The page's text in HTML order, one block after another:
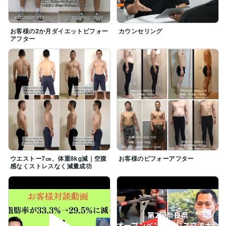
お客様の2か月ダイエットビフォー
アフター
カウンセリング
ウエストー7㎝、体重8kg減｜空腹
感なくストレスなく減量成功
お客様のビフォーアフター